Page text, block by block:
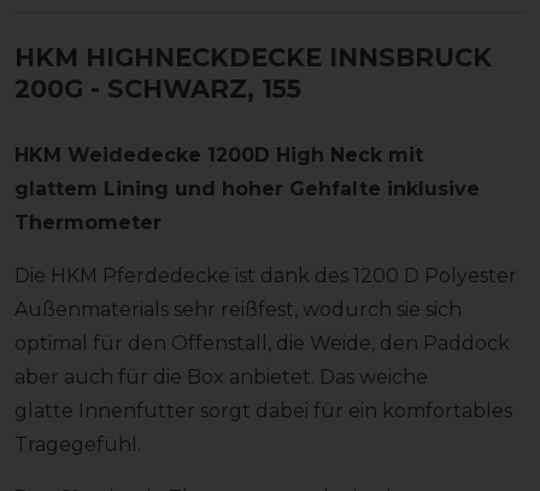
HKM HIGHNECKDECKE INNSBRUCK
200G - SCHWARZ, 155
HKM Weidedecke 1200D High Neck mit
glattem Lining und hoher Gehfalte inklusive
Thermometer
Die HKM Pferdedecke ist dank des 1200 D Polyester
Außenmaterials sehr reißfest, wodurch sie sich
optimal für den Offenstall, die Weide, den Paddock
aber auch für die Box anbietet. Das weiche
glatte Innenfutter sorgt dabei für ein komfortables
Tragegefühl.